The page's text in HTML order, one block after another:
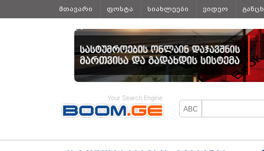
მთავარი ფოსტა სიახლეები ვიდეო
ყველა